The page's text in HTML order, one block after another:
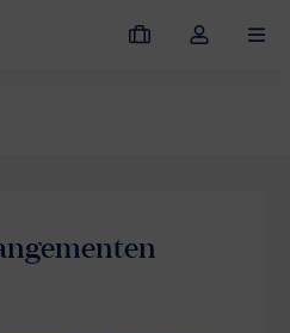
Mijn
Open